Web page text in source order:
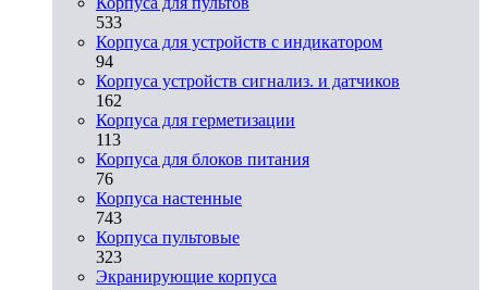
533
Корпуса для устройств с индикатором
94
Корпуса устройств сигнализ. и датчиков
162
Корпуса для герметизации
113
Корпуса для блоков питания
76
Корпуса настенные
743
Корпуса пультовые
323
Экранирующие корпуса